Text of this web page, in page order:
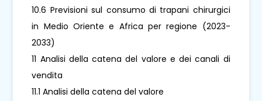
10.6 Previsioni sul consumo di trapani chirurgici
in Medio Oriente e Africa per regione (2023-
2033)
11 Analisi della catena del valore e dei canali di
vendita
11.1 Analisi della catena del valore